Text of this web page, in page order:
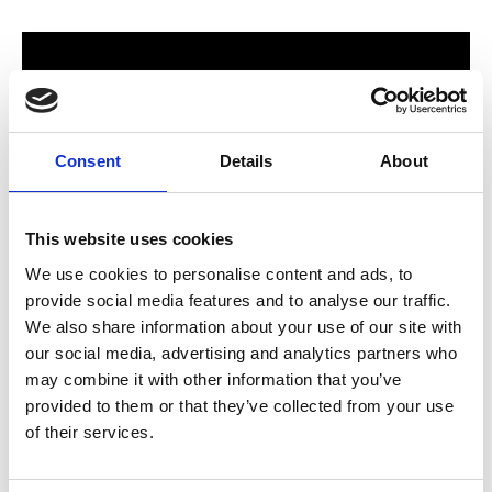
Consent Details About
This website uses cookies
We use cookies to personalise content and ads, to
provide social media features and to analyse our traffic.
We also share information about your use of our site with
our social media, advertising and analytics partners who
may combine it with other information that you’ve
provided to them or that they’ve collected from your use
of their services.
För hela familjen
2024 stod Varbergs nya butik och bygglagar klart. Förmodligen
ett av Sveriges mest välsorterade byggvaruhus som välkomnar
både dig som konsument och proffskund. Varbergs Trä har allt